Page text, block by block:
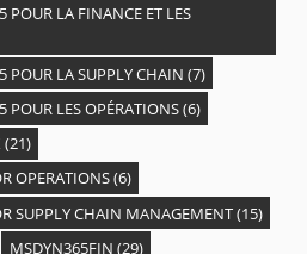
POUR LA FINANCE ET LES
POUR LA SUPPLY CHAIN (7)
POUR LES OPÉRATIONS(6)
(21)
OPERATIONS(6)
SUPPLY CHAIN MANAGEMENT(15)
MSDYN365FIN (29)